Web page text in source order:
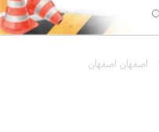
اصفهان اصفهان